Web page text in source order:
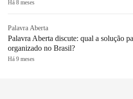
Há 8 meses
Palavra Aberta
Palavra Aberta discute: qual a solução
organizado no Brasil?
Há 9 meses